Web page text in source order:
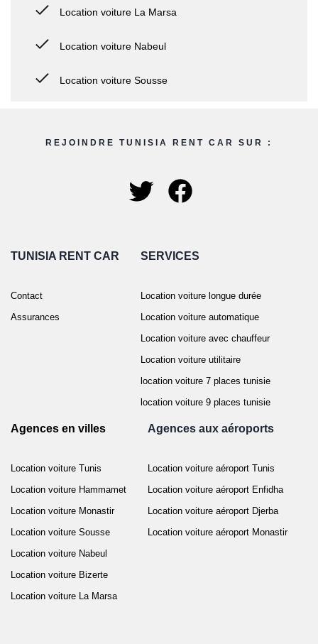
Location voiture La Marsa
Location voiture Nabeul
Location voiture Sousse
REJOINDRE TUNISIA RENT CAR SUR :
TUNISIA RENT CAR
Contact
Assurances
SERVICES
Location voiture longue durée
Location voiture automatique
Location voiture avec chauffeur
Location voiture utilitaire
location voiture 7 places tunisie
location voiture 9 places tunisie
Agences en villes
Location voiture Tunis
Location voiture Hammamet
Location voiture Monastir
Location voiture Sousse
Location voiture Nabeul
Location voiture Bizerte
Location voiture La Marsa
Agences aux aéroports
Location voiture aéroport Tunis
Location voiture aéroport Enfidha
Location voiture aéroport Djerba
Location voiture aéroport Monastir